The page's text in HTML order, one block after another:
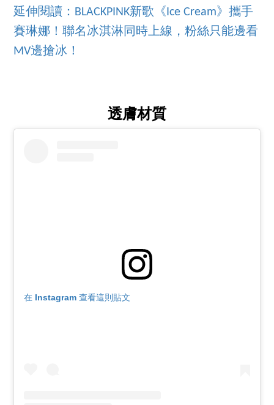
延伸閱讀：BLACKPINK新歌《Ice Cream》攜手
賽琳娜！聯名冰淇淋同時上線，粉絲只能邊看
MV邊搶冰！
透膚材質
在 Instagram 查看這則貼文